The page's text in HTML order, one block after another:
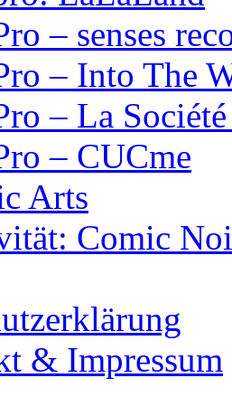
– senses
– Into The
– La
– CUCme
Arts
Comic
& Impressum